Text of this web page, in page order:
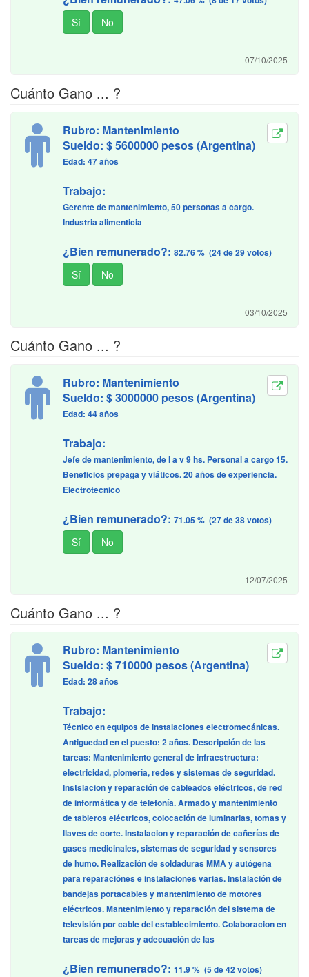
07/10/2025
Cuánto Gano ... ?
Rubro: Mantenimiento
Sueldo: $ 5600000 pesos (Argentina)
Edad: 47 años
Trabajo:
Gerente de mantenimiento, 50 personas a cargo.
Industria alimenticia
¿Bien remunerado?: 82.76 % (24 de 29 votos)
03/10/2025
Cuánto Gano ... ?
Rubro: Mantenimiento
Sueldo: $ 3000000 pesos (Argentina)
Edad: 44 años
Trabajo:
Jefe de mantenimiento, de l a v 9 hs. Personal a cargo 15.
Beneficios prepaga y viáticos. 20 años de experiencia.
Electrotecnico
¿Bien remunerado?: 71.05 % (27 de 38 votos)
12/07/2025
Cuánto Gano ... ?
Rubro: Mantenimiento
Sueldo: $ 710000 pesos (Argentina)
Edad: 28 años
Trabajo:
Técnico en equipos de instalaciones electromecánicas.
Antiguedad en el puesto: 2 años. Descripción de las
tareas: Mantenimiento general de infraestructura:
electricidad, plomería, redes y sistemas de seguridad.
Instslacion y reparación de cableados eléctricos, de red
de informática y de telefonía. Armado y mantenimiento
de tableros eléctricos, colocación de luminarias, tomas y
llaves de corte. Instalacion y reparación de cañerías de
gases medicinales, sistemas de seguridad y sensores
de humo. Realización de soldaduras MMA y autógena
para reparaciónes e instalaciones varias. Instalación de
bandejas portacables y mantenimiento de motores
eléctricos. Mantenimiento y reparación del sistema de
televisión por cable del establecimiento. Colaboracion en
tareas de mejoras y adecuación de las
¿Bien remunerado?: 11.9 % (5 de 42 votos)